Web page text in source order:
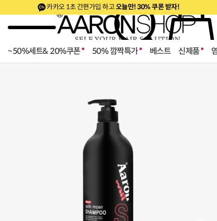
카카오 1초 간편가입 하고오늘만! 30% 쿠폰 받자!
~50%세트& 20%쿠폰 50% 깜짝특가 베스트 신제품